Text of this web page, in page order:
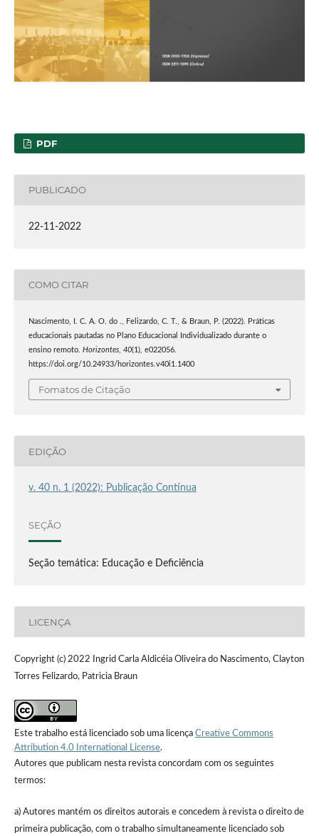
PDF
PUBLICADO
22-11-2022
COMO CITAR
Nascimento, I. C. A. O. do ., Felizardo, C. T., & Braun, P. (2022). Práticas
educacionais pautadas no Plano Educacional Individualizado durante o
ensino remoto. Horizontes, 40(1), e022056.
https://doi.org/10.24933/horizontes.v40i1.1400
Fomatos de Citação
EDIÇÃO
v. 40 n. 1 (2022): Publicação Contínua
SEÇÃO
Seção temática: Educação e Deficiência
LICENÇA
Copyright (c) 2022 Ingrid Carla Aldicéia Oliveira do Nascimento, Clayton
Torres Felizardo, Patricia Braun
Este trabalho está licenciado sob uma licença Creative Commons
Attribution 4.0 International License.
Autores que publicam nesta revista concordam com os seguintes
termos:
a) Autores mantém os direitos autorais e concedem à revista o direito de
primeira publicação, com o trabalho simultaneamente licenciado sob